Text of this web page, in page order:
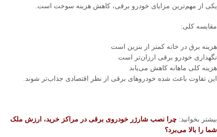
یکی از مهم‌ترین مزایای خودرو برقی، کاهش هزینه سوخت است.
مقایسه کلی:
هزینه برق در خانه کمتر از بنزین است
نگهداری خودرو برقی ارزان‌تر است
هزینه کلی ماهانه کاهش می‌یابد
این تفاوت باعث شده خودروهای برقی از نظر اقتصادی جذاب‌تر شوند.
بیشتر بخوانید: چرا نصب شارژر خودروی برقی در مراکز خرید، ارزش ملک
شما را بالا می‌برد؟